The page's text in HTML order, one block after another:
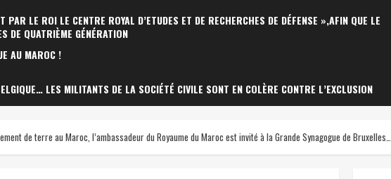
PAR LE ROI LE CENTRE ROYAL D’ETUDES ET DE RECHERCHES DE DÉFENSE »,AFIN QUE LE
DE QUATRIÈME GÉNÉRATION
AU MAROC !
LES MILITANTS DE LA SOCIÉTÉ CIVILE SONT EN COLÈRE CONTRE L’EXCLUSION
de terre au Maroc, l’ambassadeur du Royaume du Maroc est invité à la Grande Synagogue de Bruxelles…